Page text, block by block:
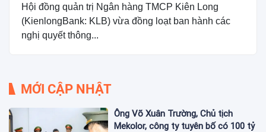
Hội đồng quản trị Ngân hàng TMCP Kiên Long
(KienlongBank: KLB) vừa đồng loạt ban hành các
nghị quyết thông...
MỚI CẬP NHẬT
Ông Võ Xuân Trường, Chủ tịch
Mekolor, công ty tuyên bố có 100 tỷ